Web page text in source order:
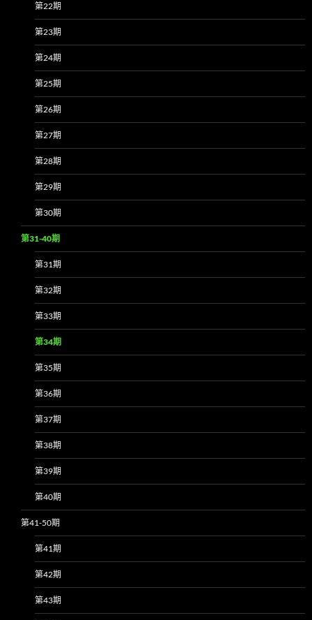
第22期
第23期
第24期
第25期
第26期
第27期
第28期
第29期
第30期
第31-40期
第31期
第32期
第33期
第34期
第35期
第36期
第37期
第38期
第39期
第40期
第41-50期
第41期
第42期
第43期